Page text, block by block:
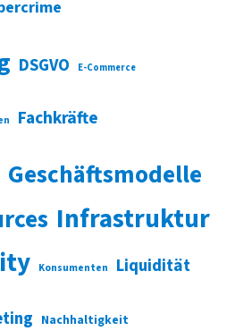
DSGVO E-Commerce
Fachkräfte
Geschäftsmodelle
Infrastruktur
Konsumenten Liquidität
Nachhaltigkeit